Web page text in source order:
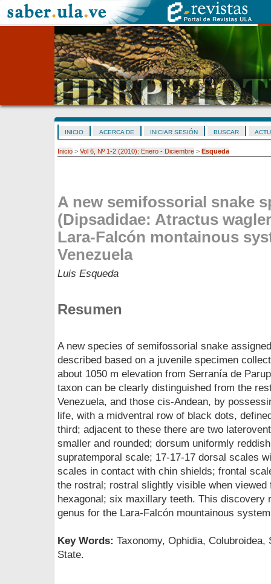
INICIO ACERCA DE INICIAR SESIÓN BUSCAR
Inicio > Vol 6, Nº 1-2 (2010): Enero - Diciembre > Esqueda
A new semifossorial snake
(Dipsadidae: Atractus
Lara-Falcón montainous
Venezuela
Luis Esqueda
Resumen
A new species of semifossorial snake
described based on a juvenile specimen
about 1050 m elevation from Serranía de
taxon can be clearly distinguished from the
Venezuela, and those cis-Andean, by
life, with a midventral row of black dots,
third; adjacent to these there are two
smaller and rounded; dorsum uniformly
supratemporal scale; 17-17-17 dorsal scales
scales in contact with chin shields; frontal
the rostral; rostral slightly visible when viewed
hexagonal; six maxillary teeth. This discovery
genus for the Lara-Falcón mountainous
Key Words: Taxonomy, Ophidia,
State.